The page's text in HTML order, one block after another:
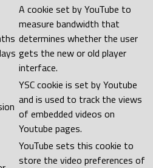
A cookie set by YouTube to
measure bandwidth that
determines whether the user
gets the new or old player
interface.
YSC cookie is set by Youtube
and is used to track the views
of embedded videos on
Youtube pages.
YouTube sets this cookie to
store the video preferences of